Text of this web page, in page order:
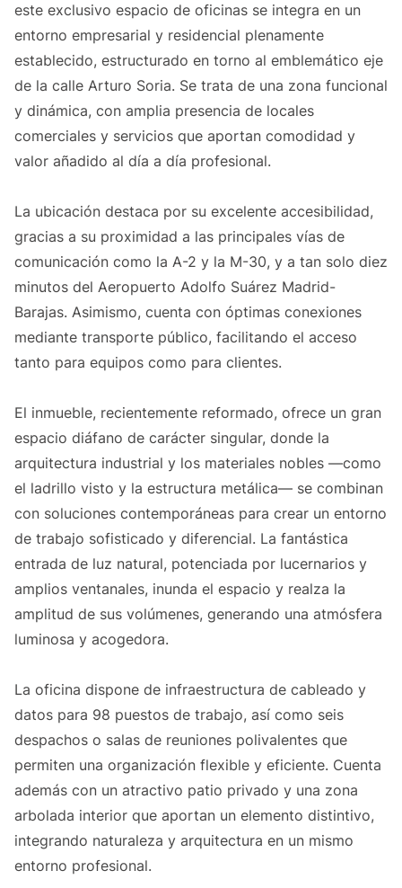
este exclusivo espacio de oficinas se integra en un
entorno empresarial y residencial plenamente
establecido, estructurado en torno al emblemático eje
de la calle Arturo Soria. Se trata de una zona funcional
y dinámica, con amplia presencia de locales
comerciales y servicios que aportan comodidad y
valor añadido al día a día profesional.
La ubicación destaca por su excelente accesibilidad,
gracias a su proximidad a las principales vías de
comunicación como la A-2 y la M-30, y a tan solo diez
minutos del Aeropuerto Adolfo Suárez Madrid-
Barajas. Asimismo, cuenta con óptimas conexiones
mediante transporte público, facilitando el acceso
tanto para equipos como para clientes.
El inmueble, recientemente reformado, ofrece un gran
espacio diáfano de carácter singular, donde la
arquitectura industrial y los materiales nobles —como
el ladrillo visto y la estructura metálica— se combinan
con soluciones contemporáneas para crear un entorno
de trabajo sofisticado y diferencial. La fantástica
entrada de luz natural, potenciada por lucernarios y
amplios ventanales, inunda el espacio y realza la
amplitud de sus volúmenes, generando una atmósfera
luminosa y acogedora.
La oficina dispone de infraestructura de cableado y
datos para 98 puestos de trabajo, así como seis
despachos o salas de reuniones polivalentes que
permiten una organización flexible y eficiente. Cuenta
además con un atractivo patio privado y una zona
arbolada interior que aportan un elemento distintivo,
integrando naturaleza y arquitectura en un mismo
entorno profesional.